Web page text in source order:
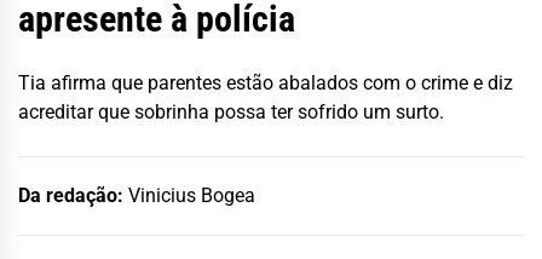
apresente à polícia
Tia afirma que parentes estão abalados com o crime e diz
acreditar que sobrinha possa ter sofrido um surto.
Da redação: Vinicius Bogea